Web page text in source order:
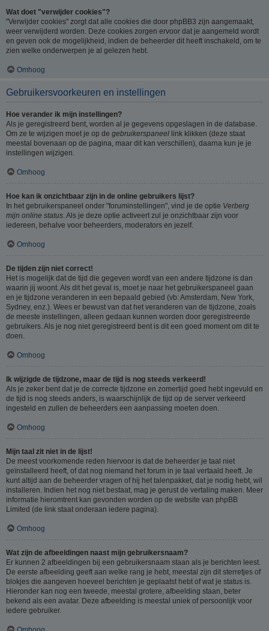
Wat doet "verwijder cookies"?
"Verwijder cookies" zorgt dat alle cookies die door phpBB3 zijn aangemaakt,
weer verwijderd worden. Deze cookies zorgen ervoor dat je aangemeld wordt
en geven ook de mogelijkheid, indien de beheerder dit heeft inschakeld, om te
zien welke onderwerpen je al gelezen hebt.
Omhoog
Gebruikersvoorkeuren en instellingen
Hoe verander ik mijn instellingen?
Als je geregistreerd bent, worden al je gegevens opgeslagen in de database.
Om ze te wijzigen moet je op de gebruikerspaneel link klikken (deze staat
meestal bovenaan op de pagina, maar dit kan verschillen), daarna kun je je
instellingen wijzigen.
Omhoog
Hoe kan ik onzichtbaar zijn in de online gebruikers lijst?
In het gebruikerspaneel onder "foruminstellingen", vind je de optie Verberg
mijn online status . Als je deze optie activeert zul je onzichtbaar zijn voor
iedereen, behalve voor beheerders, moderators en jezelf.
Omhoog
De tijden zijn niet correct!
Het is mogelijk dat de tijd die gegeven wordt van een andere tijdzone is dan
waarin jij woont. Als dit het geval is, moet je naar het gebruikerspaneel gaan
en je tijdzone veranderen in een bepaald gebied (vb: Amsterdam, New York,
Sydney, enz.). Wees er bewust van dat het veranderen van de tijdzone, zoals
de meeste instellingen, alleen gedaan kunnen worden door geregistreerde
gebruikers. Als je nog niet geregistreerd bent is dit een goed moment om dit te
doen.
Omhoog
Ik wijzigde de tijdzone, maar de tijd is nog steeds verkeerd!
Als je zeker bent dat je de correcte tijdzone en zomertijd goed hebt ingevuld en
de tijd is nog steeds anders, is waarschijnlijk de tijd op de server verkeerd
ingesteld en zullen de beheerders een aanpassing moeten doen.
Omhoog
Mijn taal zit niet in de lijst!
De meest voorkomende reden hiervoor is dat de beheerder je taal niet
geïnstalleerd heeft, of dat nog niemand het forum in je taal vertaald heeft. Je
kunt altijd aan de beheerder vragen of hij het talenpakket, dat je nodig hebt, wil
installeren. Indien het nog niet bestaat, mag je gerust de vertaling maken. Meer
informatie hieromtrent kan gevonden worden op de website van phpBB
Limited (de link staat onderaan iedere pagina).
Omhoog
Wat zijn de afbeeldingen naast mijn gebruikersnaam?
Er kunnen 2 afbeeldingen bij een gebruikersnaam staan als je berichten leest.
De eerste afbeelding geeft aan welke rang je hebt, meestal zijn dit sterretjes of
blokjes die aangeven hoeveel berichten je geplaatst hebt of wat je status is.
Hieronder kan nog een tweede, meestal grotere, afbeelding staan, beter
bekend als een avatar. Deze afbeelding is meestal uniek of persoonlijk voor
iedere gebruiker.